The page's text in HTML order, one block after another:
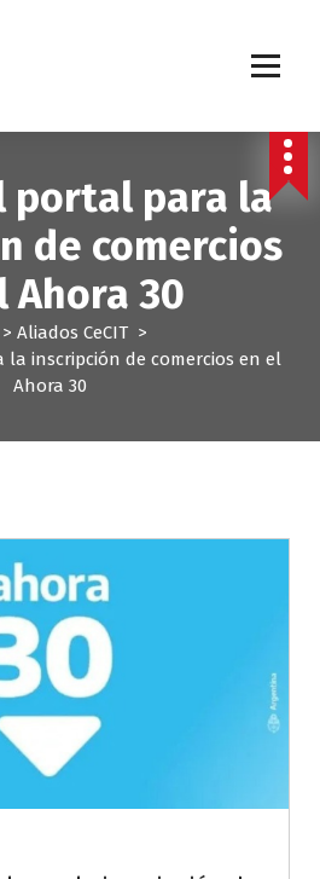
portal para la
de comercios
Ahora 30
> Aliados CeCIT>
inscripción de comercios en el
Ahora 30